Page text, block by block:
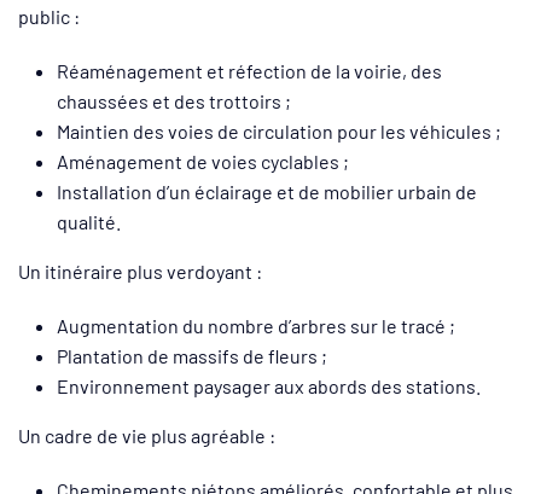
public :
Réaménagement et réfection de la voirie, des
chaussées et des trottoirs ;
Maintien des voies de circulation pour les véhicules ;
Aménagement de voies cyclables ;
Installation d’un éclairage et de mobilier urbain de
qualité.
Un itinéraire plus verdoyant :
Augmentation du nombre d’arbres sur le tracé ;
Plantation de massifs de fleurs ;
Environnement paysager aux abords des stations.
Un cadre de vie plus agréable :